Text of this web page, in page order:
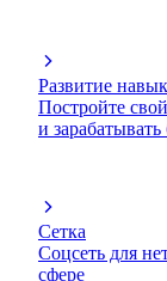
Развитие
Постройте
и
Сетка
Соцсеть для
сфере